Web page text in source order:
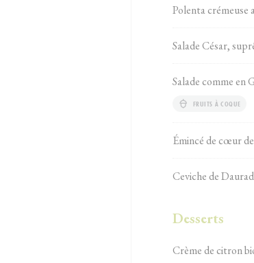
Polenta crémeuse
Salade César,
Salade comme en
FRUITS À COQUE
Émincé de cœur
Ceviche de
Desserts
Crème de citron